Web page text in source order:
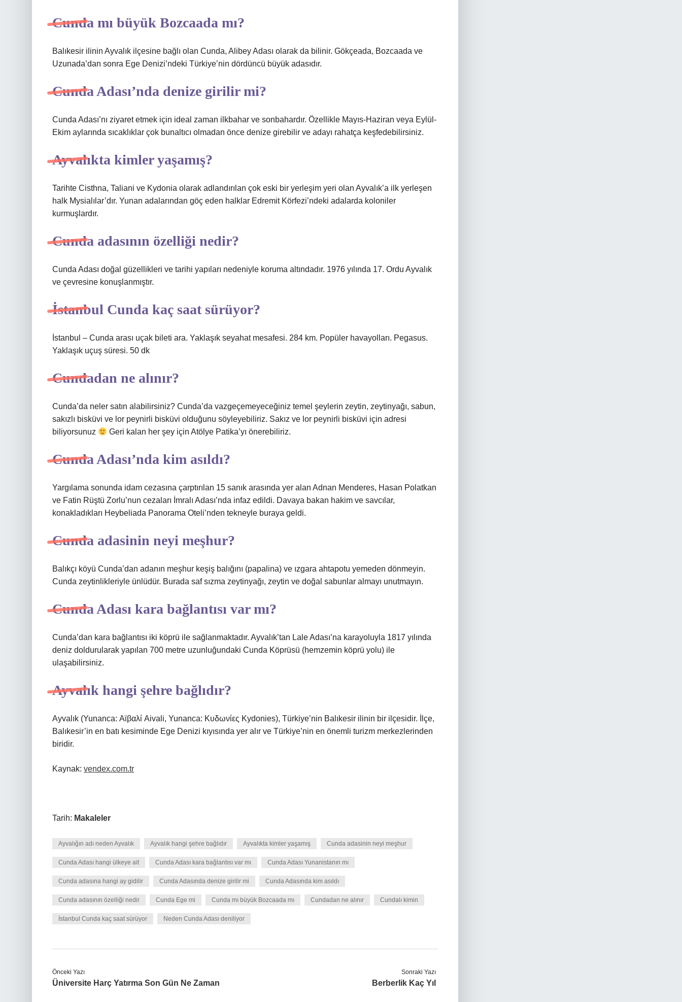
Cunda mı büyük Bozcaada mı?
Balıkesir ilinin Ayvalık ilçesine bağlı olan Cunda, Alibey Adası olarak da bilinir. Gökçeada, Bozcaada ve
Uzunada’dan sonra Ege Denizi’ndeki Türkiye’nin dördüncü büyük adasıdır.
Cunda Adası’nda denize girilir mi?
Cunda Adası’nı ziyaret etmek için ideal zaman ilkbahar ve sonbahardır. Özellikle Mayıs-Haziran veya Eylül-
Ekim aylarında sıcaklıklar çok bunaltıcı olmadan önce denize girebilir ve adayı rahatça keşfedebilirsiniz.
Ayvalıkta kimler yaşamış?
Tarihte Cisthna, Taliani ve Kydonia olarak adlandırılan çok eski bir yerleşim yeri olan Ayvalık’a ilk yerleşen
halk Mysialılar’dır. Yunan adalarından göç eden halklar Edremit Körfezi’ndeki adalarda koloniler
kurmuşlardır.
Cunda adasının özelliği nedir?
Cunda Adası doğal güzellikleri ve tarihi yapıları nedeniyle koruma altındadır. 1976 yılında 17. Ordu Ayvalık
ve çevresine konuşlanmıştır.
İstanbul Cunda kaç saat sürüyor?
İstanbul – Cunda arası uçak bileti ara. Yaklaşık seyahat mesafesi. 284 km. Popüler havayolları. Pegasus.
Yaklaşık uçuş süresi. 50 dk
Cundadan ne alınır?
Cunda’da neler satın alabilirsiniz? Cunda’da vazgeçemeyeceğiniz temel şeylerin zeytin, zeytinyağı, sabun,
sakızlı bisküvi ve lor peynirli bisküvi olduğunu söyleyebiliriz. Sakız ve lor peynirli bisküvi için adresi
biliyorsunuz
Geri kalan her şey için Atölye Patika’yı önerebiliriz.
Cunda Adası’nda kim asıldı?
Yargılama sonunda idam cezasına çarptırılan 15 sanık arasında yer alan Adnan Menderes, Hasan Polatkan
ve Fatin Rüştü Zorlu’nun cezaları İmralı Adası’nda infaz edildi. Davaya bakan hakim ve savcılar,
konakladıkları Heybeliada Panorama Oteli’nden tekneyle buraya geldi.
Cunda adasinin neyi meşhur?
Balıkçı köyü Cunda’dan adanın meşhur keşiş balığını (papalina) ve ızgara ahtapotu yemeden dönmeyin.
Cunda zeytinlikleriyle ünlüdür. Burada saf sızma zeytinyağı, zeytin ve doğal sabunlar almayı unutmayın.
Cunda Adası kara bağlantısı var mı?
Cunda’dan kara bağlantısı iki köprü ile sağlanmaktadır. Ayvalık’tan Lale Adası’na karayoluyla 1817 yılında
deniz doldurularak yapılan 700 metre uzunluğundaki Cunda Köprüsü (hemzemin köprü yolu) ile
ulaşabilirsiniz.
Ayvalık hangi şehre bağlıdır?
Ayvalık (Yunanca: Αϊβαλί Aivali, Yunanca: Κυδωνίες Kydonies), Türkiye’nin Balıkesir ilinin bir ilçesidir. İlçe,
Balıkesir’in en batı kesiminde Ege Denizi kıyısında yer alır ve Türkiye’nin en önemli turizm merkezlerinden
biridir.
Kaynak: vendex.com.tr
Tarih: Makaleler
Ayvalığın adı neden Ayvalık Ayvalık hangi şehre bağlıdır Ayvalıkta kimler yaşamış Cunda adasinin neyi meşhur
Cunda Adası hangi ülkeye ait Cunda Adası kara bağlantısı var mı Cunda Adası Yunanistanın mı
Cunda adasına hangi ay gidilir Cunda Adasında denize girilir mi Cunda Adasında kim asıldı
Cunda adasının özelliği nedir Cunda Ege mi Cunda mı büyük Bozcaada mı Cundadan ne alınır Cundalı kimin
İstanbul Cunda kaç saat sürüyor Neden Cunda Adası deniliyor
Önceki Yazı
Üniversite Harç Yatırma Son Gün Ne Zaman
Sonraki Yazı
Berberlik Kaç Yıl